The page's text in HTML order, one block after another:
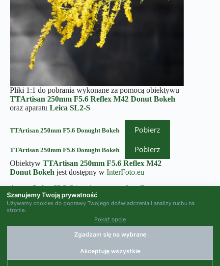
Pliki 1:1 do pobrania wykonane za pomocą obiektywu
TTArtisan 250mm F5.6 Reflex M42 Donut Bokeh
oraz aparatu Leica SL2-S
TTArtisan 250mm F5.6 Donught Bokeh Pobierz
TTArtisan 250mm F5.6 Donught Bokeh Pobierz
Obiektyw TTArtisan 250mm F5.6 Reflex M42
Donut Bokeh jest dostępny w InterFoto.eu
AparatLeica SL2-Sjest dostępny wInterFoto.eu
Szanujemy Twoją prywatność
Używamy cookies do poprawy Twojego doświadczenia i analizy ruchu na
stronie.
Pokaż opcje
Zgadzam się na wybrane
Akceptuję wszystkie